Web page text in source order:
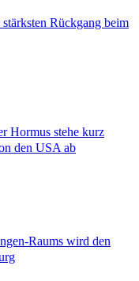
Rückgang beim
Hormus stehe kurz
den USA ab
Raums wird den